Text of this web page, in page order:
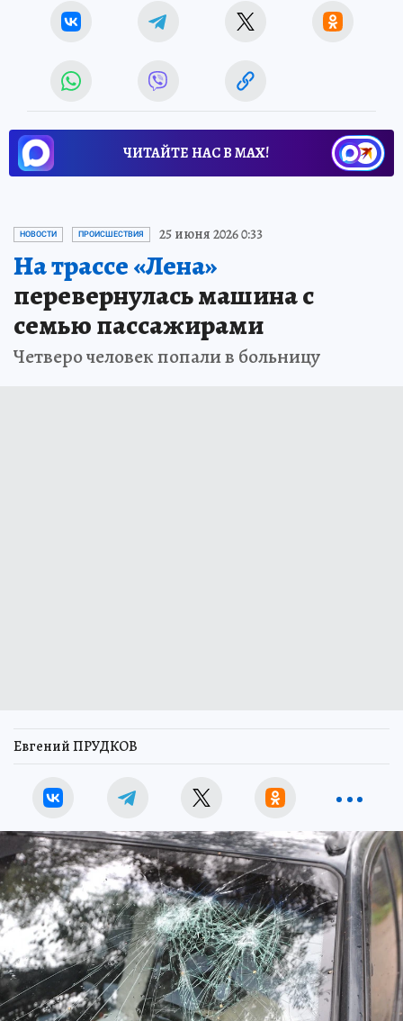
ЧИТАЙТЕ НАС В МАХ!
НОВОСТИ ПРОИСШЕСТВИЯ 25 июня 2026 0:33
На трассе «Лена»
перевернулась машина с
семью пассажирами
Четверо человек попали в больницу
Евгений ПРУДКОВ